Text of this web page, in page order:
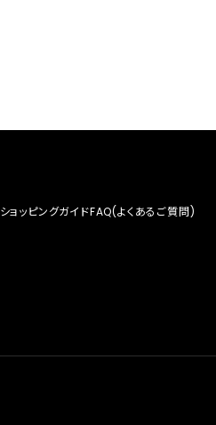
ショッピングガイドFAQ(よくあるご質問)